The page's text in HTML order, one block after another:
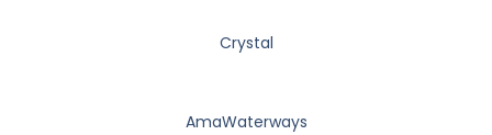
Crystal
AmaWaterways